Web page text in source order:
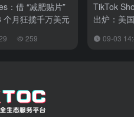
：借 “减肥贴片”
个月狂揽千万美元
259
TikTok
出炉：美
09-03